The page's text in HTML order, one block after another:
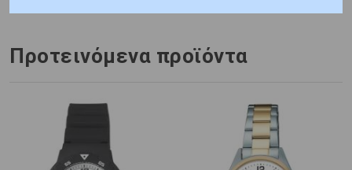
Προτεινόμενα προϊόντα